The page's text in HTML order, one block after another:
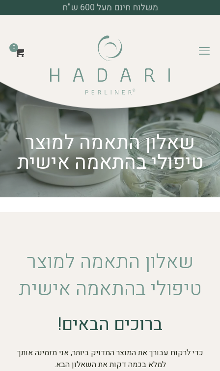
משלוח חינם מעל 600 ש"ח
0
שאלון התאמה למוצר
טיפולי בהתאמה אישית
שאלון התאמה למוצר
טיפולי בהתאמה אישית
ברוכים הבאים!
כדי לרקוח עבורך את המוצר המדויק ביותר, אני מזמינה אותך
למלא בכמה דקות את השאלון הבא.